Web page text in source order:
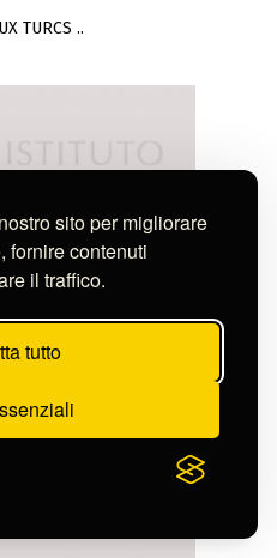
sito per migliorare
fornire contenuti
il traffico.
tutto
TURCS ..